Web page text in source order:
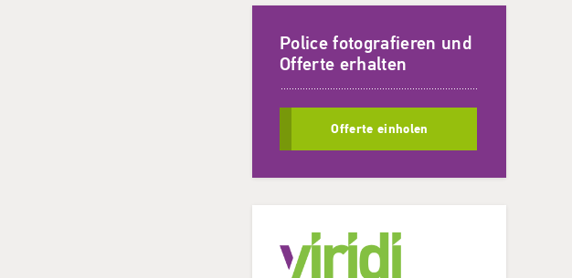
Police fotografieren und
Offerte erhalten
Offerte einholen